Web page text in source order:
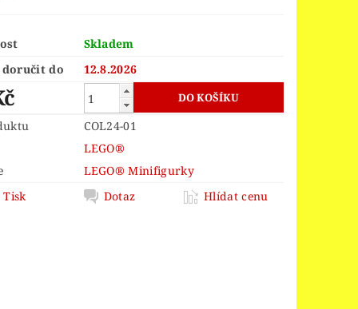
LEGO® PIRATES
POWER FUNCTIONS
LEGO® SCULPTURES
CHAMPIONS
THINGS
ZELDA™
Skladem
doručit do
12.8.2026
COL24-01
LEGO®
LEGO® Minifigurky
Tisk
Dotaz Hlídat cenu